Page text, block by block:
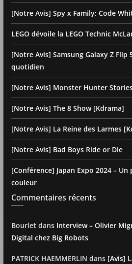
[Notre Avis] Spy x Family: Code
LEGO dévoile la LEGO Technic
[Notre Avis] Samsung Galaxy Z
quotidien
[Notre Avis] Monster Hunter
[Notre Avis] The 8 Show [Kdrama]
[Notre Avis] La Reine des Larmes
[Notre Avis] Bad Boys Ride or Die
[Conférence] Japan Expo 2024 –
couleur
Commentaires récents
Bourlet dans Interview – Olivier
Digital chez Big Robots
PATRICK HAEMMERLIN dans [Avis]